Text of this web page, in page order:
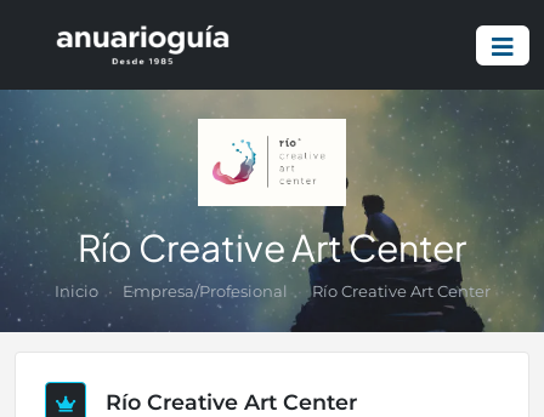
Río Creative Art Center
Inicio Empresa/Profesional Río Creative Art Center
Río Creative Art Center